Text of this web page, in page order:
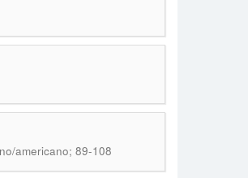
americano; 89-108